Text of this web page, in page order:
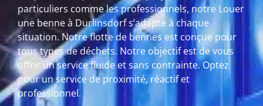
particuliers comme les professionnels, notre Louer
une benne à Durlinsdorf s’adapte à chaque
situation. Notre flotte de bennes est conçue pour
tous types de déchets. Notre objectif est de vous
offrir un service fluide et sans contrainte. Optez
pour un service de proximité, réactif et
professionnel.